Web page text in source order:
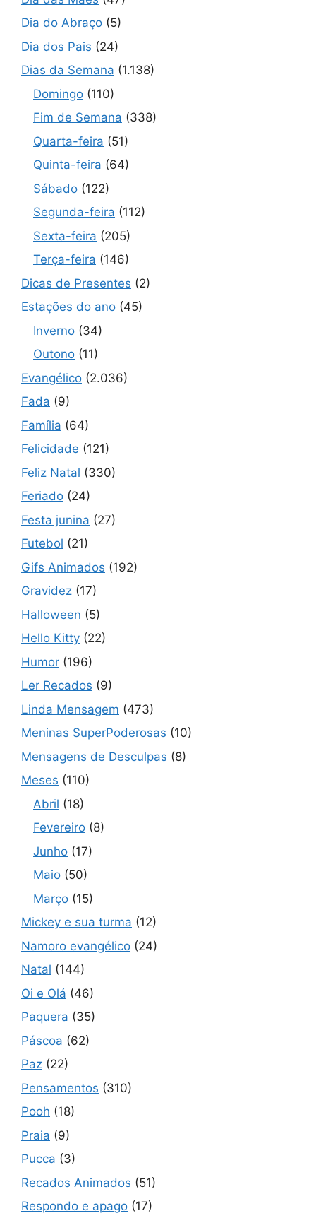
Dia do Abraço (5)
Dia dos Pais (24)
Dias da Semana (1.138)
Domingo (110)
Fim de Semana (338)
Quarta-feira (51)
Quinta-feira (64)
Sábado (122)
Segunda-feira (112)
Sexta-feira (205)
Terça-feira (146)
Dicas de Presentes (2)
Estações do ano (45)
Inverno (34)
Outono (11)
Evangélico (2.036)
Fada (9)
Família (64)
Felicidade (121)
Feliz Natal (330)
Feriado (24)
Festa junina (27)
Futebol (21)
Gifs Animados (192)
Gravidez (17)
Halloween (5)
Hello Kitty (22)
Humor (196)
Ler Recados (9)
Linda Mensagem (473)
Meninas SuperPoderosas (10)
Mensagens de Desculpas (8)
Meses (110)
Abril (18)
Fevereiro (8)
Junho (17)
Maio (50)
Março (15)
Mickey e sua turma (12)
Namoro evangélico (24)
Natal (144)
Oi e Olá (46)
Paquera (35)
Páscoa (62)
Paz (22)
Pensamentos (310)
Pooh (18)
Praia (9)
Pucca (3)
Recados Animados (51)
Respondo e apago (17)